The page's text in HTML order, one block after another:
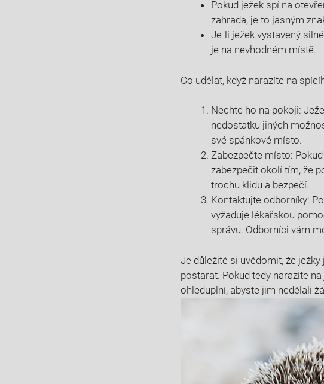
Pokud ježek spí na
zahrada, je to jasným
Je-li ježek vystavený
je na nevhodném místě.
Co udělat, když narazíte na
Nechte ho na pokoji:
nedostatku jiných
své spánkové místo.
Zabezpečte místo:
zabezpečit okolí tím, že
trochu klidu a bezpečí.
Kontaktujte odborníky:
vyžaduje lékařskou
správu. Odborníci vám
Je důležité si uvědomit, že
postarat. Pokud tedy narazíte
ohleduplní, abyste jim nedělali